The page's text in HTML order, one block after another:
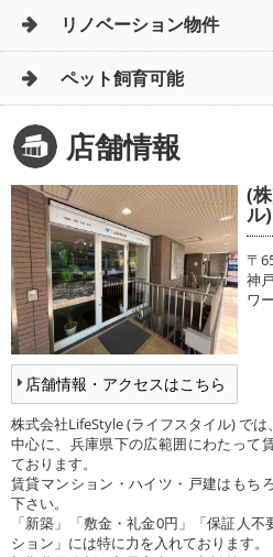
リノベーション物件
ペット飼育可能
店舗情報
店舗情報・アクセスはこちら
(
ル)
〒
神
ワ
株式会社LifeStyle (ライフスタイル) で
中心に、兵庫県下の広範囲にわたって
ております。
賃貸マンション・ハイツ・戸建はもち
下さい。
「新築」「敷金・礼金0円」「保証人
ション」には特に力を入れております。